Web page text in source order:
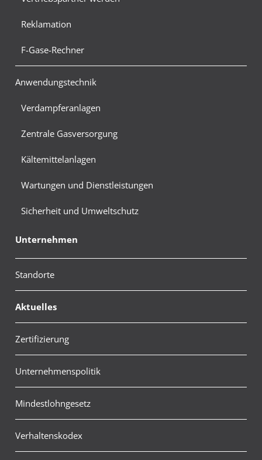
Reklamation
F-Gase-Rechner
Anwendungstechnik
Verdampferanlagen
Zentrale Gasversorgung
Kältemittelanlagen
Wartungen und Dienstleistungen
Sicherheit und Umweltschutz
Unternehmen
Standorte
Aktuelles
Zertifizierung
Unternehmenspolitik
Mindestlohngesetz
Verhaltenskodex